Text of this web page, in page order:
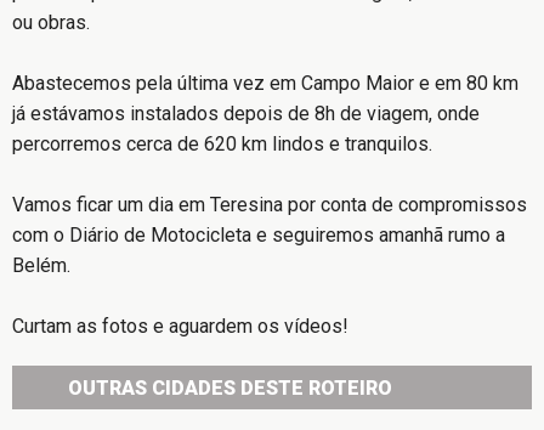
ou obras.
Abastecemos pela última vez em Campo Maior e em 80 km
já estávamos instalados depois de 8h de viagem, onde
percorremos cerca de 620 km lindos e tranquilos.
Vamos ficar um dia em Teresina por conta de compromissos
com o Diário de Motocicleta e seguiremos amanhã rumo a
Belém.
Curtam as fotos e aguardem os vídeos!
OUTRAS CIDADES DESTE ROTEIRO